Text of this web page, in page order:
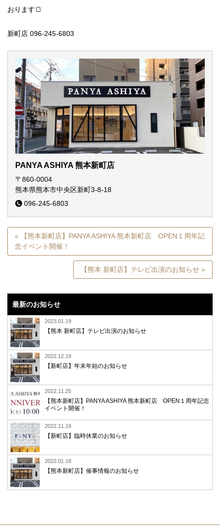
おります🍞
新町店 096-245-6803
PANYA ASHIYA 熊本新町店
〒860-0004
熊本県熊本市中央区新町3-8-18
096-245-6803
« 【熊本新町店】PANYA ASHIYA 熊本新町店 OPEN１周年記
念イベント開催！
【熊本 新町店】テレビ出演のお知らせ »
最新のお知らせ
2023.01.19
【熊本 新町店】テレビ出演のお知らせ
2022.12.19
【新町店】年末年始のお知らせ
2022.11.25
【熊本新町店】PANYA ASHIYA 熊本新町店 OPEN１周年記念
イベント開催！
2022.11.19
【新町店】臨時休業のお知らせ
2022.01.18
【熊本新町店】催事情報のお知らせ